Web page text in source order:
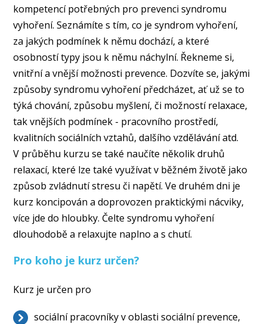
kompetencí potřebných pro prevenci syndromu
vyhoření. Seznámíte s tím, co je syndrom vyhoření,
za jakých podmínek k němu dochází, a které
osobností typy jsou k němu náchylní. Řekneme si,
vnitřní a vnější možnosti prevence. Dozvíte se, jakými
způsoby syndromu vyhoření předcházet, ať už se to
týká chování, způsobu myšlení, či možností relaxace,
tak vnějších podmínek - pracovního prostředí,
kvalitních sociálních vztahů, dalšího vzdělávání atd.
V průběhu kurzu se také naučíte několik druhů
relaxací, které lze také využívat v běžném životě jako
způsob zvládnutí stresu či napětí. Ve druhém dni je
kurz koncipován a doprovozen praktickými nácviky,
více jde do hloubky. Čelte syndromu vyhoření
dlouhodobě a relaxujte naplno a s chutí.
Pro koho je kurz určen?
Kurz je určen pro
sociální pracovníky v oblasti sociální prevence,